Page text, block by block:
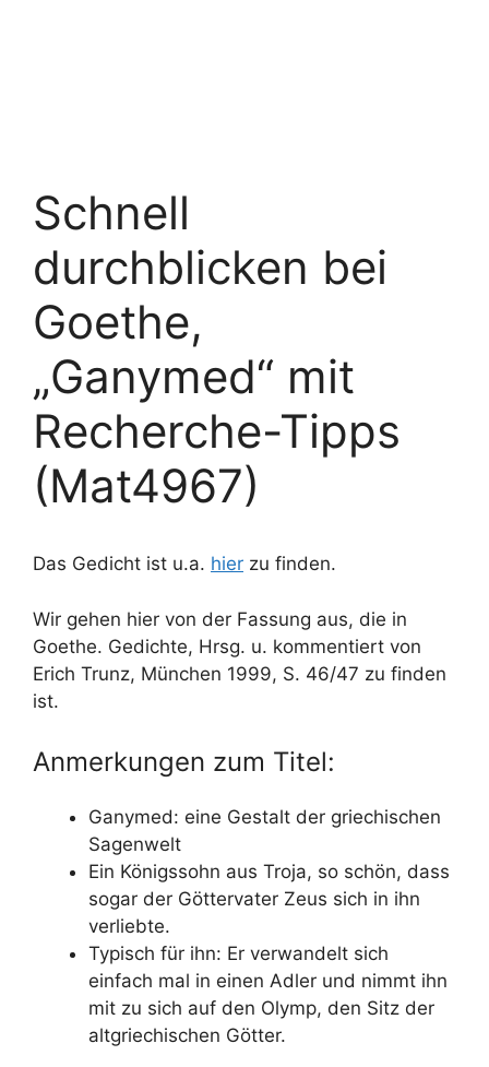
Schnell
durchblicken bei
Goethe,
„Ganymed“ mit
Recherche-Tipps
(Mat4967)
Das Gedicht ist u.a. hier zu finden.
Wir gehen hier von der Fassung aus, die in
Goethe. Gedichte, Hrsg. u. kommentiert von
Erich Trunz, München 1999, S. 46/47 zu finden
ist.
Anmerkungen zum Titel:
Ganymed: eine Gestalt der griechischen
Sagenwelt
Ein Königssohn aus Troja, so schön, dass
sogar der Göttervater Zeus sich in ihn
verliebte.
Typisch für ihn: Er verwandelt sich
einfach mal in einen Adler und nimmt ihn
mit zu sich auf den Olymp, den Sitz der
altgriechischen Götter.